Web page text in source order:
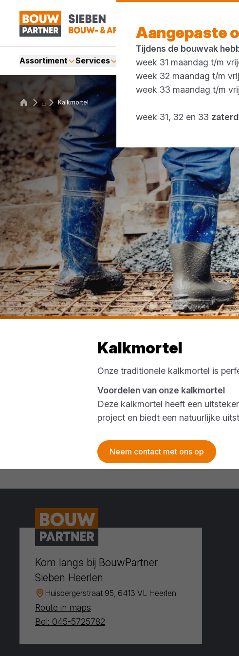
Assortiment Services MerkenActiesBlogs
... Kalkmortel
Kalkmortel
Onze traditionele kalkmortel is
Voordelen van onze kalkmortel
Deze kalkmortel heeft een
project en biedt een natuurlijke
Neem contact met ons op
Aangepaste
Tijdens de bouwvak
week 31 maandag t/m
week 32 maandag t/m
week 33 maandag t/m
week 31, 32 en 33
Kom langs bij BouwPartner
Sieben Heerlen
Huisbergerstraat 95, 6413 VL Heerlen
Route in maps
Bel: 045-5725782